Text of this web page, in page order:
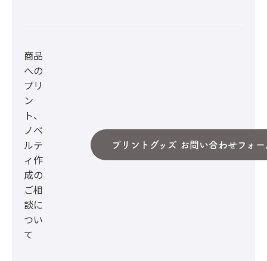
商品
への
プリ
ン
ト、
ノベ
ルテ
ィ作
成の
ご相
談に
つい
て
プリントグッズ お問い合わせフォー